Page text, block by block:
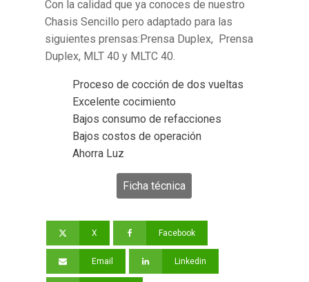
Con la calidad que ya conoces de nuestro
Chasis Sencillo pero adaptado para las
siguientes prensas:Prensa Duplex, Prensa
Duplex, MLT 40 y MLTC 40.
Proceso de cocción de dos vueltas
Excelente cocimiento
Bajos consumo de refacciones
Bajos costos de operación
Ahorra Luz
Ficha técnica
X Facebook
Email Linkedin